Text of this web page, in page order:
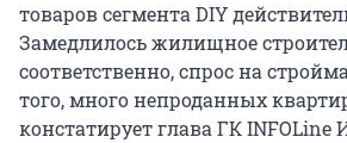
товаров сегмента DIY
Замедлилось жилищное
соответственно, спрос на
того, много непроданных
констатирует глава ГК INFOLine